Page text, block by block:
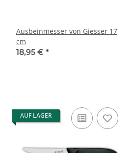
Ausbeinmesser von Giesser 17
cm
18,95 € *
AUF LAGER